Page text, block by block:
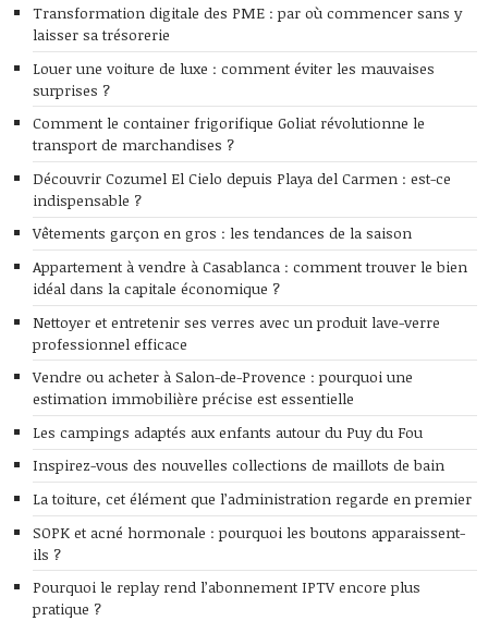
Transformation digitale des PME : par où commencer sans y
laisser sa trésorerie
Louer une voiture de luxe : comment éviter les mauvaises
surprises ?
Comment le container frigorifique Goliat révolutionne le
transport de marchandises ?
Découvrir Cozumel El Cielo depuis Playa del Carmen : est-ce
indispensable ?
Vêtements garçon en gros : les tendances de la saison
Appartement à vendre à Casablanca : comment trouver le bien
idéal dans la capitale économique ?
Nettoyer et entretenir ses verres avec un produit lave-verre
professionnel efficace
Vendre ou acheter à Salon-de-Provence : pourquoi une
estimation immobilière précise est essentielle
Les campings adaptés aux enfants autour du Puy du Fou
Inspirez-vous des nouvelles collections de maillots de bain
La toiture, cet élément que l’administration regarde en premier
SOPK et acné hormonale : pourquoi les boutons apparaissent-
ils ?
Pourquoi le replay rend l’abonnement IPTV encore plus
pratique ?